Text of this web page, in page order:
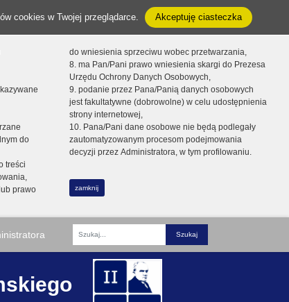
cookies w Twojej przeglądarce. Akceptuję ciasteczka
do
treści
prawo
do wniesienia sprzeciwu wobec przetwarzania,
8. ma Pan/Pani prawo wniesienia skargi do Prezesa
Urzędu Ochrony Danych Osobowych,
9. podanie przez Pana/Panią danych osobowych
jest fakultatywne (dobrowolne) w celu udostępnienia
strony internetowej,
10. Pana/Pani dane osobowe nie będą podlegały
zautomatyzowanym procesom podejmowania
decyzji przez Administratora, w tym profilowaniu.
zamknij
Fraza